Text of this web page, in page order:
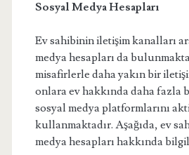
Sosyal Medya Hesapları
Ev sahibinin iletişim kanalları
medya hesapları da
misafirlerle daha yakın bir
onlara ev hakkında daha fazla
sosyal medya platformlarını
kullanmaktadır. Aşağıda, ev
medya hesapları hakkında